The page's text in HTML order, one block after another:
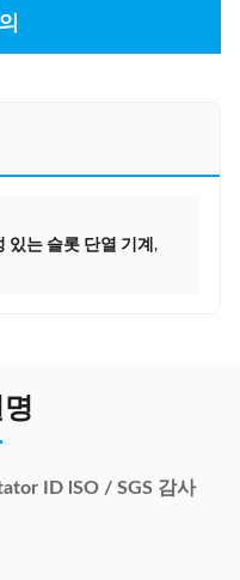
있는 슬롯 단열 기계 ,
ID lSO / SGS 감사